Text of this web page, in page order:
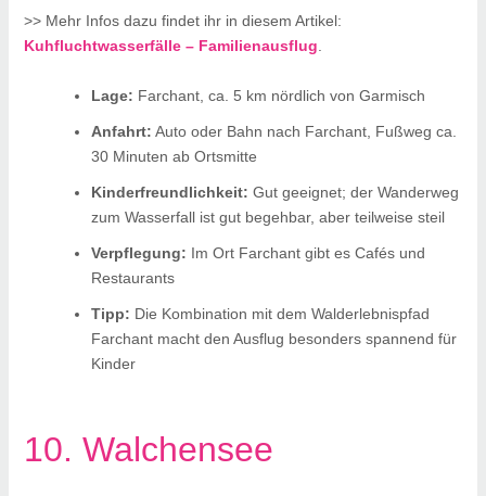
>> Mehr Infos dazu findet ihr in diesem Artikel:
Kuhfluchtwasserfälle – Familienausflug.
Lage: Farchant, ca. 5 km nördlich von Garmisch
Anfahrt: Auto oder Bahn nach Farchant, Fußweg ca.
30 Minuten ab Ortsmitte
Kinderfreundlichkeit: Gut geeignet; der Wanderweg
zum Wasserfall ist gut begehbar, aber teilweise steil
Verpflegung: Im Ort Farchant gibt es Cafés und
Restaurants
Tipp: Die Kombination mit dem Walderlebnispfad
Farchant macht den Ausflug besonders spannend für
Kinder
10. Walchensee